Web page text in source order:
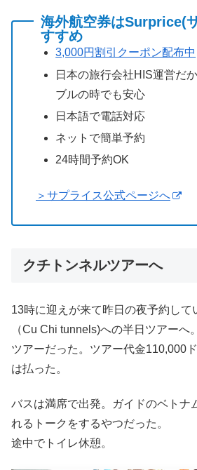
海外航空券はSurprice(
すすめ
3,000円割引クーポン配布中
日本の旅行会社HIS運営だ
ブルの時でも安心
日本語で電話対応
ネットで簡単予約
24時間予約OK
＞サプライス公式ページへ
クチトンネルツアーへ
13時に迎えが来て昨日の夜予約して
（Cu Chi tunnels)への半日ツアーへ
ツアーだった。ツアー代金110,000
は払った。
バスは満席で出発。ガイドのベトナ
れるトークをするやつだった。
途中でトイレ休憩。